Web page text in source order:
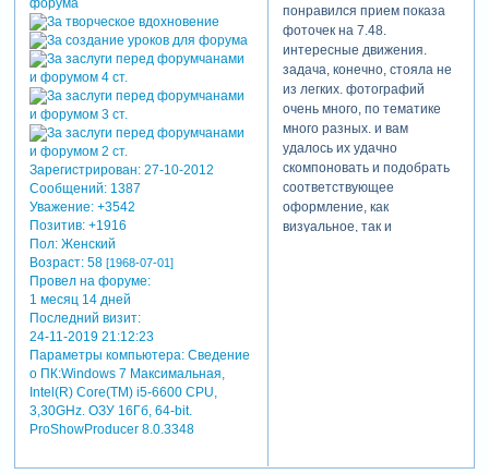
и когда ты
входишь, ты
потрясающая,
у меня
перехватывает
дыхание...
потому что ты
так...
красива, мила и
желанна,
ты - чудо,
просто
Зарегистрирован: 27-10-2012
Сообщений:1387
Уважение: +3542
Позитив: +1916
Пол:Женский
Возраст:58 [1968-07-01]
Провел на форуме:
1 месяц 14 дней
Последний визит:
24-11-2019 21:12:23
Параметры компьютера:Сведение
о ПК:Windows 7 Максимальная,
Intel(R) Core(TM) i5-6600 CPU,
3,30GHz. ОЗУ 16Гб, 64-bit.
ProShowProducer 8.0.3348
понравился прием показа
фоточек на 7.48.
интересные движения.
задача, конечно, стояла не
из легких. фотографий
очень много, по тематике
много разных. и вам
удалось их удачно
скомпоновать и подобрать
соответствующее
оформление, как
визуальное, так и